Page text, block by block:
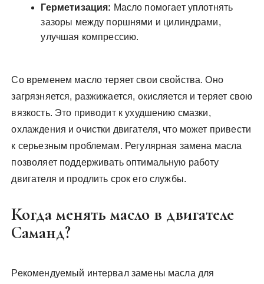
Герметизация: Масло помогает уплотнять
зазоры между поршнями и цилиндрами,
улучшая компрессию.
Со временем масло теряет свои свойства. Оно
загрязняется, разжижается, окисляется и теряет свою
вязкость. Это приводит к ухудшению смазки,
охлаждения и очистки двигателя, что может привести
к серьезным проблемам. Регулярная замена масла
позволяет поддерживать оптимальную работу
двигателя и продлить срок его службы.
Когда менять масло в двигателе
Саманд?
Рекомендуемый интервал замены масла для